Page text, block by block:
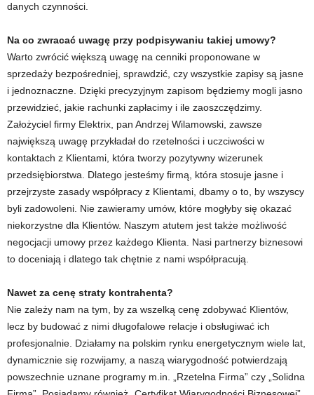
danych czynności.
Na co zwracać uwagę przy podpisywaniu takiej umowy?
Warto zwrócić większą uwagę na cenniki proponowane w
sprzedaży bezpośredniej, sprawdzić, czy wszystkie zapisy są jasne
i jednoznaczne. Dzięki precyzyjnym zapisom będziemy mogli jasno
przewidzieć, jakie rachunki zapłacimy i ile zaoszczędzimy.
Założyciel firmy Elektrix, pan Andrzej Wilamowski, zawsze
największą uwagę przykładał do rzetelności i uczciwości w
kontaktach z Klientami, która tworzy pozytywny wizerunek
przedsiębiorstwa. Dlatego jesteśmy firmą, która stosuje jasne i
przejrzyste zasady współpracy z Klientami, dbamy o to, by wszyscy
byli zadowoleni. Nie zawieramy umów, które mogłyby się okazać
niekorzystne dla Klientów. Naszym atutem jest także możliwość
negocjacji umowy przez każdego Klienta. Nasi partnerzy biznesowi
to doceniają i dlatego tak chętnie z nami współpracują.
Nawet za cenę straty kontrahenta?
Nie zależy nam na tym, by za wszelką cenę zdobywać Klientów,
lecz by budować z nimi długofalowe relacje i obsługiwać ich
profesjonalnie. Działamy na polskim rynku energetycznym wiele lat,
dynamicznie się rozwijamy, a naszą wiarygodność potwierdzają
powszechnie uznane programy m.in. „Rzetelna Firma” czy „Solidna